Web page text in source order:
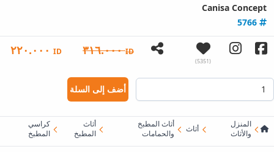
Canisa Concept
(5351)
ID٣١٦.٠٠٠ ID
أضف إلى السلة
المنزل
والأثاث
أثاث
أثاث المطبخ
والحمامات
أثاث
المطبخ
كراسي
المطبخ